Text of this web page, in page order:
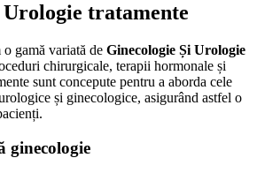
tratamente
gamă variată de Ginecologie Și Urologie
chirurgicale, terapii hormonale și
sunt concepute pentru a aborda cele
și ginecologice, asigurând astfel o
ginecologie